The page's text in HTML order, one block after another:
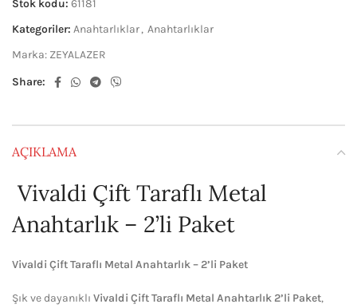
Stok kodu: 61181
Kategoriler: Anahtarlıklar, Anahtarlıklar
Marka: ZEYALAZER
Share:
AÇIKLAMA
Vivaldi Çift Taraflı Metal
Anahtarlık – 2’li Paket
Vivaldi Çift Taraflı Metal Anahtarlık – 2’li Paket
Şık ve dayanıklı Vivaldi Çift Taraflı Metal Anahtarlık 2’li Paket,